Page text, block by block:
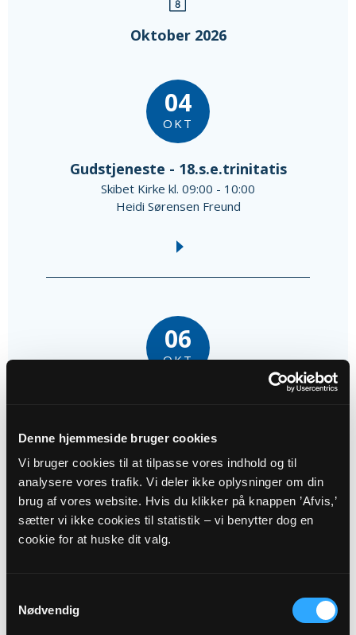
Denne hjemmeside bruger cookies
Vi bruger cookies til at tilpasse vores indhold og til
analysere vores trafik. Vi deler ikke oplysninger om din
brug af vores website. Hvis du klikker på knappen ’Afvis,’
sætter vi ikke cookies til statistik – vi benytter dog en
cookie for at huske dit valg.
Nødvendig
Oktober 2026
04
OKT
Gudstjeneste - 18.s.e.trinitatis
Skibet Kirke kl. 09:00 - 10:00
Heidi Sørensen Freund
06
OKT
Mette Rousing Bjerrum